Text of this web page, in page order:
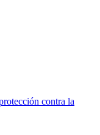
contra la